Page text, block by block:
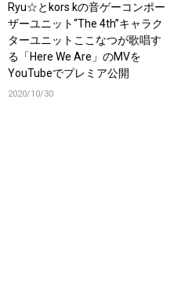
Ryu☆とkors kの音ゲーコンポー
ザーユニット“The 4th”キャラク
ターユニットここなつが歌唱す
る「Here We Are」のMVを
YouTubeでプレミア公開
2020/10/30